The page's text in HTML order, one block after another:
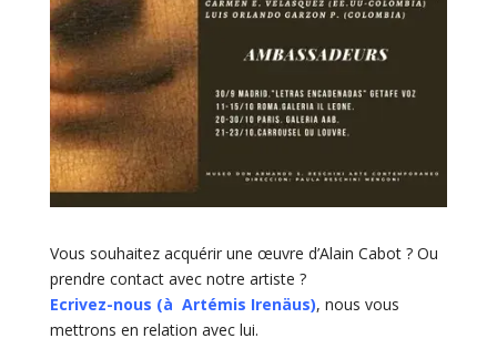
Vous souhaitez acquérir une œuvre d’Alain Cabot ? Ou
prendre contact avec notre artiste ?
Ecrivez-nous (à Artémis Irenäus), nous vous
mettrons en relation avec lui.